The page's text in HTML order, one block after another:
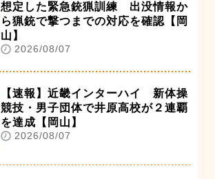
想定した緊急銃猟訓練 出没情報か
ら猟銃で撃つまでの対応を確認【岡
山】
2026/08/07
【速報】近畿インターハイ 新体操
競技・男子団体で井原高校が２連覇
を達成【岡山】
2026/08/07